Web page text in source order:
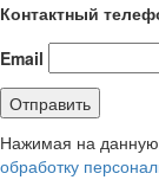
Контактный
Email
Нажимая на данную
обработку